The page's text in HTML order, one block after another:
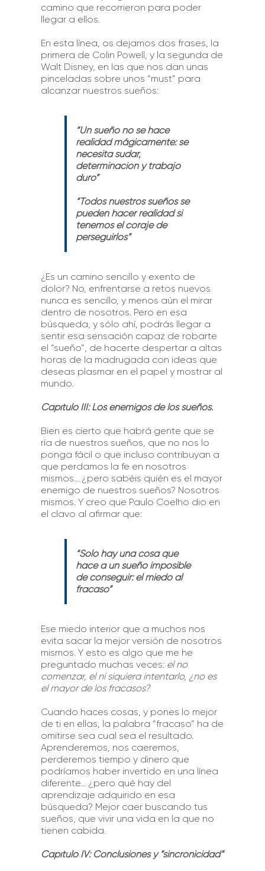
camino que recorrieron para poder
llegar a ellos.
En esta línea, os dejamos dos frases, la
primera de Colin Powell, y la segunda de
Walt Disney, en las que nos dan unas
pinceladas sobre unos “must” para
alcanzar nuestros sueños:
“Un sueño no se hace
realidad mágicamente: se
necesita sudar,
determinación y trabajo
duro”
“Todos nuestros sueños se
pueden hacer realidad si
tenemos el coraje de
perseguirlos”
¿Es un camino sencillo y exento de
dolor? No, enfrentarse a retos nuevos
nunca es sencillo, y menos aún el mirar
dentro de nosotros. Pero en esa
búsqueda, y sólo ahí, podrás llegar a
sentir esa sensación capaz de robarte
el “sueño”, de hacerte despertar a altas
horas de la madrugada con ideas que
deseas plasmar en el papel y mostrar al
mundo.
Capítulo III: Los enemigos de los sueños.
Bien es cierto que habrá gente que se
ría de nuestros sueños, que no nos lo
ponga fácil o que incluso contribuyan a
que perdamos la fe en nosotros
mismos… ¿pero sabéis quién es el mayor
enemigo de nuestros sueños? Nosotros
mismos. Y creo que Paulo Coelho dio en
el clavo al afirmar que:
“Solo hay una cosa que
hace a un sueño imposible
de conseguir: el miedo al
fracaso”
Ese miedo interior que a muchos nos
evita sacar la mejor versión de nosotros
mismos. Y esto es algo que me he
preguntado muchas veces: el no
comenzar, el ni siquiera intentarlo, ¿no es
el mayor de los fracasos?
Cuando haces cosas, y pones lo mejor
de ti en ellas, la palabra “fracaso” ha de
omitirse sea cual sea el resultado.
Aprenderemos, nos caeremos,
perderemos tiempo y dinero que
podríamos haber invertido en una línea
diferente… ¿pero qué hay del
aprendizaje adquirido en esa
búsqueda? Mejor caer buscando tus
sueños, que vivir una vida en la que no
tienen cabida.
Capítulo IV: Conclusiones y “sincronicidad”